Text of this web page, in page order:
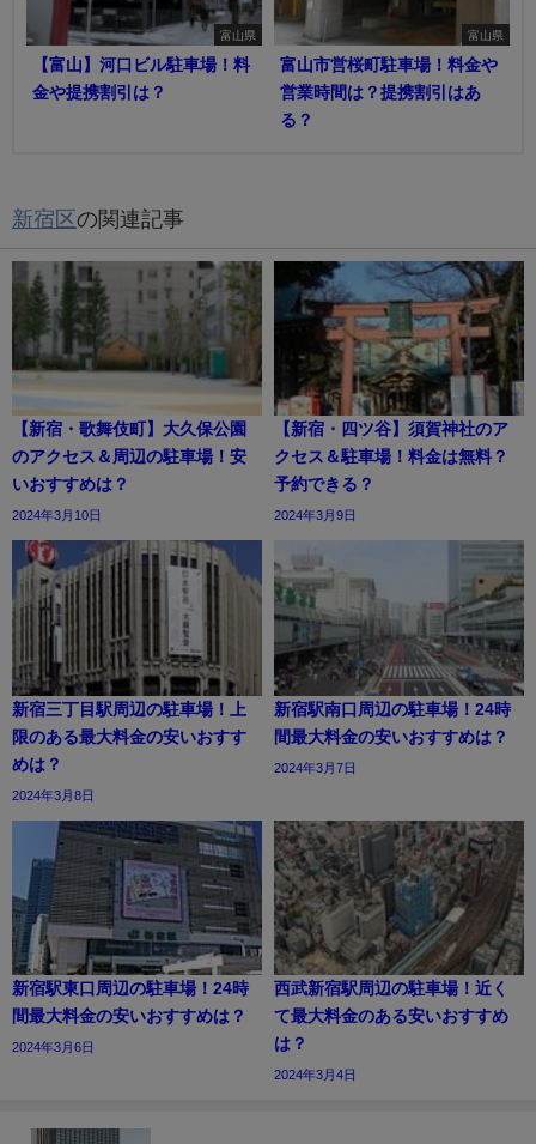
富山県
【富山】河口ビル駐車場！料
金や提携割引は？
富山県
富山市営桜町駐車場！料金や
営業時間は？提携割引はあ
る？
新宿区の関連記事
【新宿・歌舞伎町】大久保公園
のアクセス＆周辺の駐車場！安
いおすすめは？
2024年3月10日
【新宿・四ツ谷】須賀神社のア
クセス＆駐車場！料金は無料？
予約できる？
2024年3月9日
新宿三丁目駅周辺の駐車場！上
限のある最大料金の安いおすす
めは？
2024年3月8日
新宿駅南口周辺の駐車場！24時
間最大料金の安いおすすめは？
2024年3月7日
新宿駅東口周辺の駐車場！24時
間最大料金の安いおすすめは？
2024年3月6日
西武新宿駅周辺の駐車場！近く
て最大料金のある安いおすすめ
は？
2024年3月4日